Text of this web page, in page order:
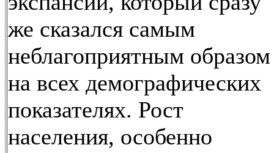
же сказался самым
неблагоприятным образом
на всех демографических
показателях. Рост
населения, особенно